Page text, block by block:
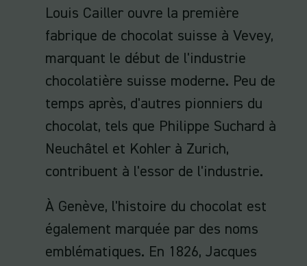
Louis Cailler ouvre la première
fabrique de chocolat suisse à Vevey,
marquant le début de l'industrie
chocolatière suisse moderne. Peu de
temps après, d'autres pionniers du
chocolat, tels que Philippe Suchard à
Neuchâtel et Kohler à Zurich,
contribuent à l'essor de l'industrie.
À Genève, l'histoire du chocolat est
également marquée par des noms
emblématiques. En 1826, Jacques